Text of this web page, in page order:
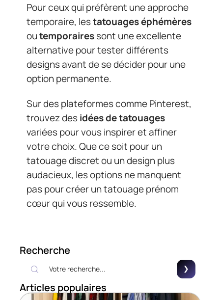
Pour ceux qui préfèrent une approche
temporaire, lestatouages éphémères
outemporairessont une excellente
alternative pour tester différents
designs avant de se décider pour une
option permanente.
Sur des plateformes comme Pinterest,
trouvez desidées de tatouages
variées pour vous inspirer et affiner
votre choix. Que ce soit pour un
tatouage discret ou un design plus
audacieux, les options ne manquent
pas pour créer un tatouage prénom
cœur qui vous ressemble.
Recherche
Articles populaires